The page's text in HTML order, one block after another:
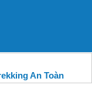
An Toàn